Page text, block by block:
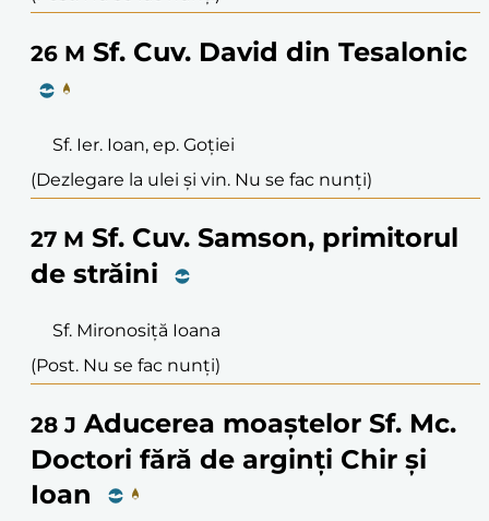
26 M Sf. Cuv. David din Tesalonic
Sf. Ier. Ioan, ep. Goției
(Dezlegare la ulei și vin. Nu se fac nunți)
27 M Sf. Cuv. Samson, primitorul
de străini
Sf. Mironosiță Ioana
(Post. Nu se fac nunți)
28 J Aducerea moaștelor Sf. Mc.
Doctori fără de arginți Chir și
Ioan